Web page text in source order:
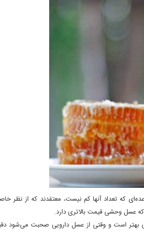
که تعداد آنها کم نیست، معتقدند که از نظر
عسل وحشی قیمت بالاتری دارد.
است و وقتی از عسل دارویی صحبت می‌شود